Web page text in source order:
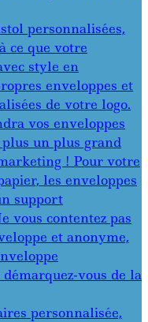
personnalisées,
ce que votre
style en
enveloppes et
de votre logo.
vos enveloppes
un plus grand
! Pour votre
les enveloppes
support
vous contentez pas
et anonyme,
vous de la
personnalisée,